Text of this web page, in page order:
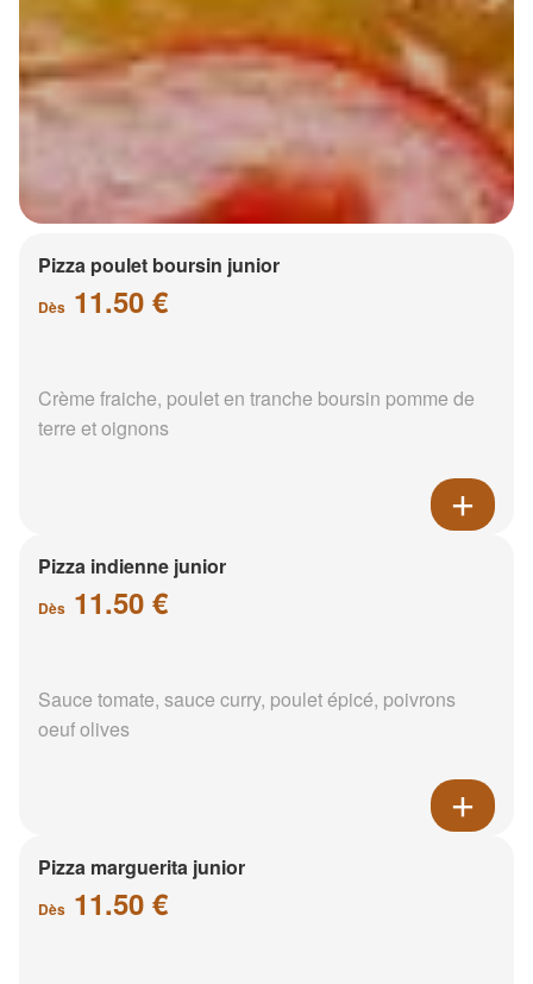
Pizza poulet boursin junior
Dès 11.50 €
Crème fraiche, poulet en tranche boursin pomme de
terre et oignons
Pizza indienne junior
Dès 11.50 €
Sauce tomate, sauce curry, poulet épicé, poivrons
oeuf olives
Pizza marguerita junior
Dès 11.50 €